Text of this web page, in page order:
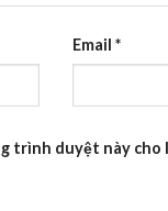
Email*
trình duyệt này cho